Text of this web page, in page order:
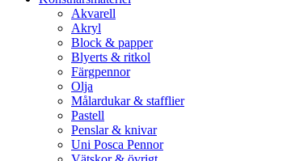
Akvarell
Akryl
Block & papper
Blyerts & ritkol
Färgpennor
Olja
Målardukar & stafflier
Pastell
Penslar & knivar
Uni Posca Pennor